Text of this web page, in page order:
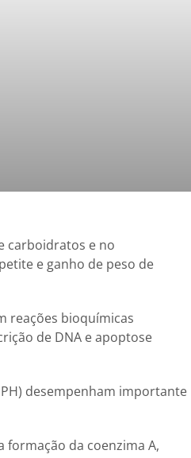
carboidratos e no
e ganho de peso de
reações bioquímicas
de DNA e apoptose
desempenham importante
da coenzima A,